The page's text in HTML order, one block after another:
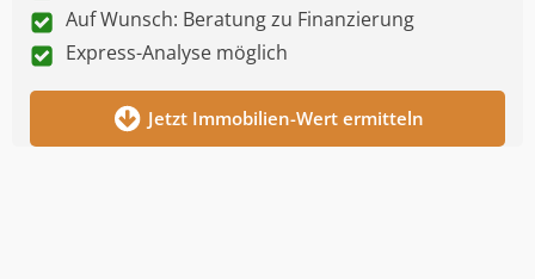
Auf Wunsch: Beratung zu Finanzierung
Express-Analyse möglich
Jetzt Immobilien-Wert ermitteln